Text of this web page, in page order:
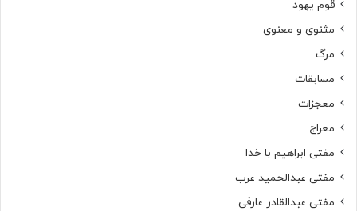
قوم یهود
مثنوی و معنوی
مرگ
مسابقات
معجزات
معراج
مفتی ابراهیم با خدا
مفتی عبدالحمید عرب
مفتی عبدالقادر عارفی